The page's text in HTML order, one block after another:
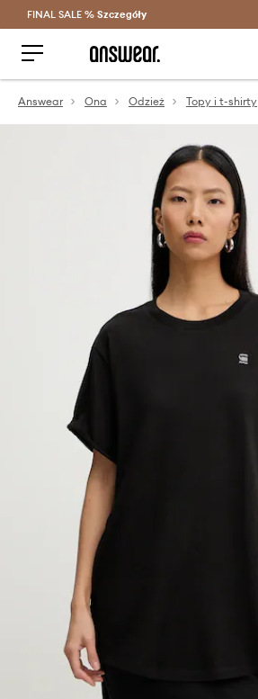
Oszczędzaj z Answear Club >
FINAL SALE % Szczegóły
Answear Ona Odzież Topy i t-shirty